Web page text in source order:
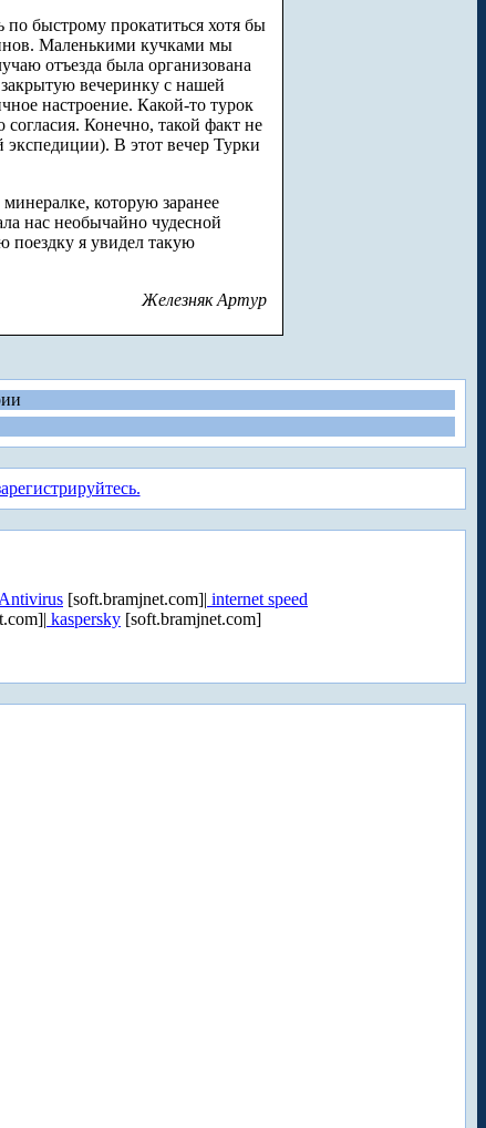
быстрому прокатиться хотя бы
Маленькими кучками мы
отъезда была организована
вечеринку с нашей
настроение. Какой-то турок
Конечно, такой факт не
В этот вечер Турки
которую заранее
нас необычайно чудесной
поездку я увидел такую
Железняк Артур
Antivirus [soft.bramjnet.com]| internet speed
kaspersky [soft.bramjnet.com]